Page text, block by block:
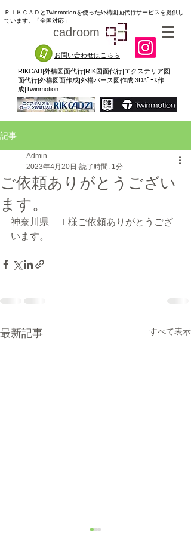
ＲＩＫＣＡＤとTwinmotionを使った外構図面代行サービスを提供し
ています。「全国対応」
cadroom 93
お問い合わせはこちら
RIKCAD|外構図面代行|RIK図面代行|エクステリア図
面代行|外構図面作成|外構パース図作成|3Dﾊﾟｰｽ作
成|Twinmotion
記事
ご依頼ありがとうござい
ます。
Admin
2023年4月20日 読了時間: 1分
神奈川県　Ｉ様ご依頼ありがとうござ
います。
最新記事 すべて表示